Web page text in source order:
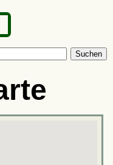
Suchen